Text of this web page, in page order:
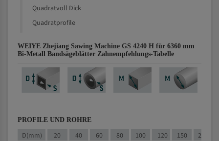
Quadratvoll Dick
Quadratprofile
WEIYE Zhejiang Sawing Machine GS 4240 H für 6360 mm
Bi-Metall Bandsägeblätter Zahnempfehlungs-Tabelle
PROFILE UND ROHRE
D(mm) 20 40 60 80 100 120 150 200